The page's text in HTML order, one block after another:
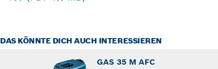
DAS KÖNNTE DICH AUCH INTERESSIEREN
GAS 35 M AFC